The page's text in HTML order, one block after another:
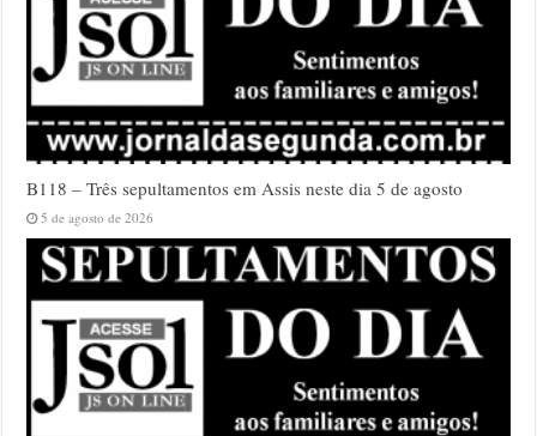
B118 – Três sepultamentos em Assis neste dia 5 de agosto
5 de agosto de 2026